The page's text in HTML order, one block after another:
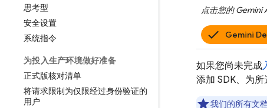
思考型
安全设置
系统指令
为投入生产环境做好准备
正式版核对清单
将请求限制为仅限经过身份验证的
用户
点击您的Gemini
Gemini
如果您尚未完成
添加 SDK、为所
我们的所有文